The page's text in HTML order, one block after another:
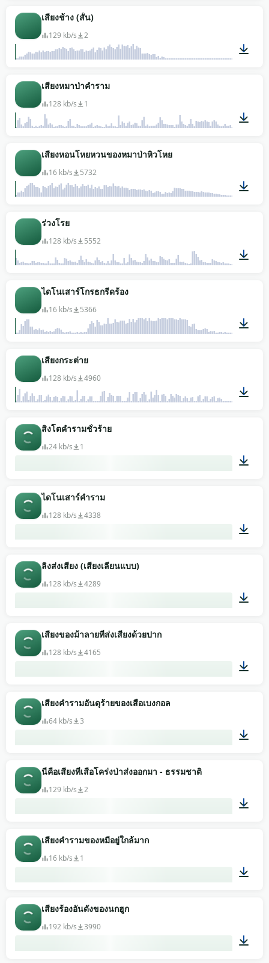
เสียงช้าง (สั้น)
129 kb/s 2
เสียงหมาป่าคำราม
128 kb/s 1
เสียงหอนโหยหวนของหมาป่าหิวโหย
16 kb/s 5732
ร่วงโรย
128 kb/s 5552
ไดโนเสาร์โกรธกรีดร้อง
16 kb/s 5366
เสียงกระต่าย
128 kb/s 4960
สิงโตคำรามชั่วร้าย
24 kb/s 1
ไดโนเสาร์คำราม
128 kb/s 4338
ลิงส่งเสียง (เสียงเลียนแบบ)
128 kb/s 4289
เสียงของม้าลายที่ส่งเสียงด้วยปาก
128 kb/s 4165
เสียงคำรามอันดุร้ายของเสือเบงกอล
64 kb/s 3
นี่คือเสียงที่เสือโคร่งป่าส่งออกมา - ธรรมชาติ
129 kb/s 2
เสียงคำรามของหมีอยู่ใกล้มาก
16 kb/s 1
เสียงร้องอันดังของนกฮูก
192 kb/s 3990